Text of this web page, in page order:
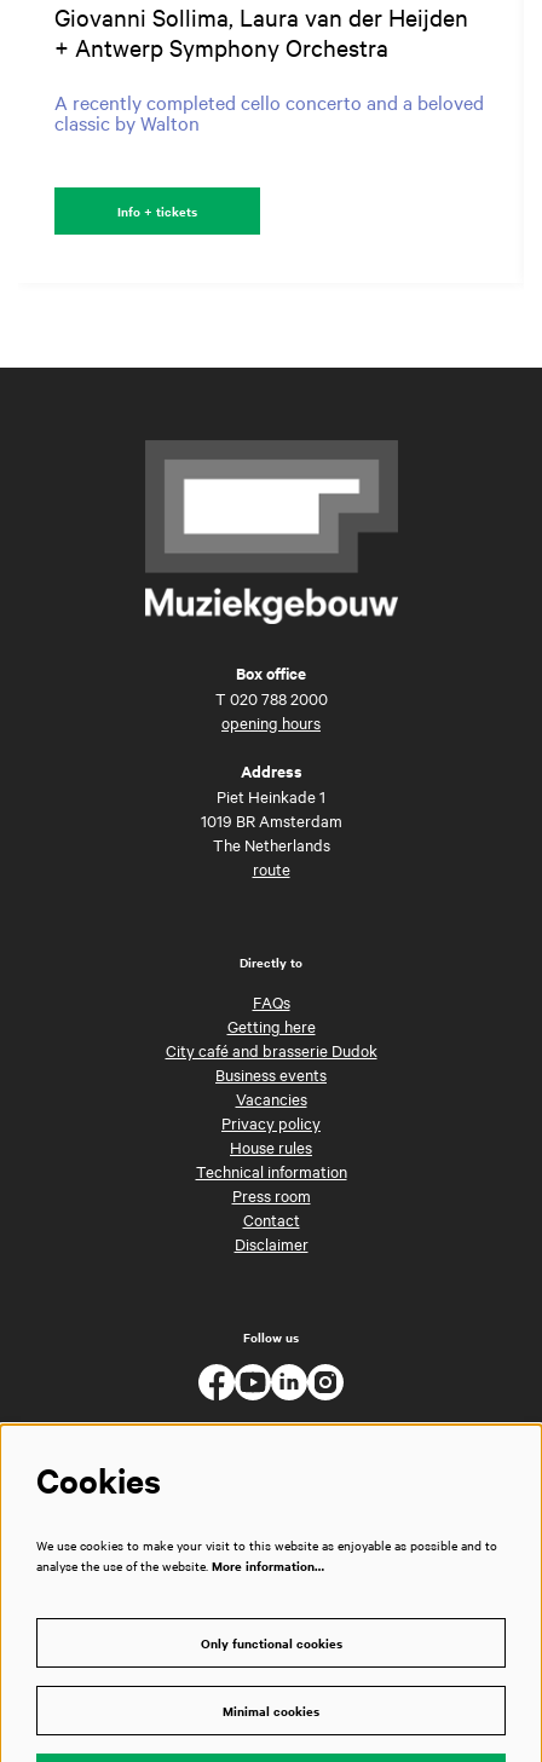
Giovanni Sollima, Laura van der Heijden
+ Antwerp Symphony Orchestra
A recently completed cello concerto and a beloved
classic by Walton
Info + tickets
Box office
T 020 788 2000
opening hours
Address
Piet Heinkade 1
1019 BR Amsterdam
The Netherlands
route
Directly to
FAQs
Getting here
City café and brasserie Dudok
Business events
Vacancies
Privacy policy
House rules
Technical information
Press room
Contact
Disclaimer
Follow us
Cookies
We use cookies to make your visit to this website as enjoyable as possible and to
analyse the use of the website. More information…
Only functional cookies
Minimal cookies